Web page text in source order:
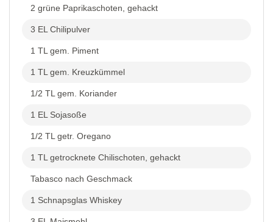
2 grüne Paprikaschoten, gehackt
3 EL Chilipulver
1 TL gem. Piment
1 TL gem. Kreuzkümmel
1/2 TL gem. Koriander
1 EL Sojasoße
1/2 TL getr. Oregano
1 TL getrocknete Chilischoten, gehackt
Tabasco nach Geschmack
1 Schnapsglas Whiskey